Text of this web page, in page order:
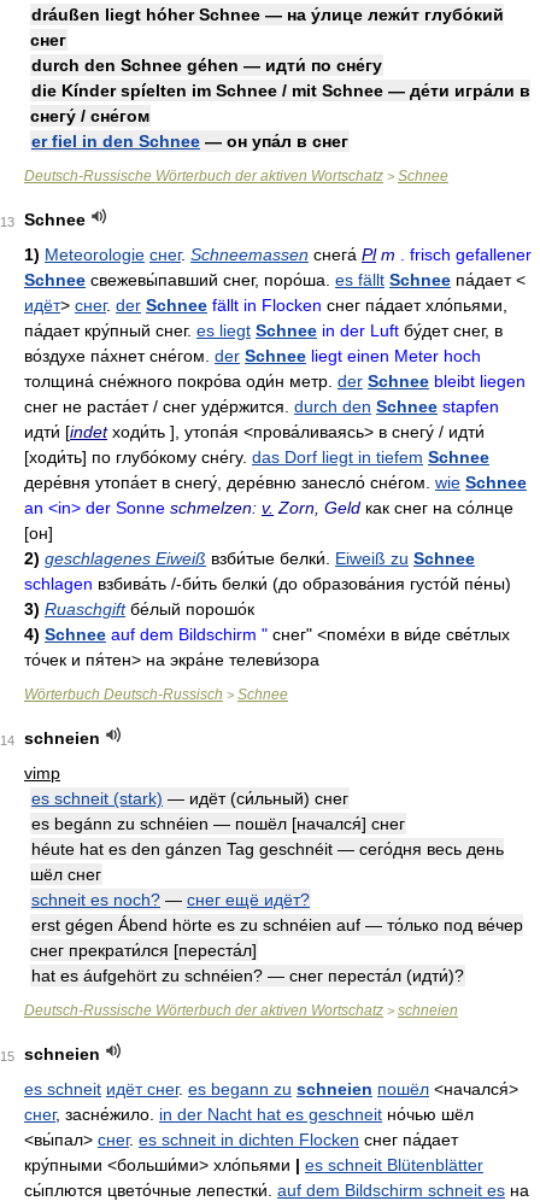
dráußen liegt hóher Schnee — на у́лице лежи́т глубо́кий
снег
durch den Schnee géhen — идти́ по сне́гу
die Kínder spíelten im Schnee / mit Schnee — де́ти игра́ли в
снегу́ / сне́гом
er fiel in den Schnee — он упа́л в снег
Deutsch-Russische Wörterbuch der aktiven Wortschatz > Schnee
13
Schnee
1) Meteorologie снег. Schneemassen снега́ Plm
. frisch gefallener
Schnee свежевы́павший снег, поро́ша es fällt Schnee па́дает<
идёт> снег. der Schnee fällt in Flocken снег па́дает хло́пьями
па́дает кру́пный снег. es liegt Schnee in der Luft бу́дет снег, в
во́здухе па́хнет сне́гом der Schnee liegt einen Meter hoch
толщина́ сне́жного покро́ва оди́н метр der Schnee bleibt liegen
снег не раста́ет / снег уде́ржится durch den Schnee stapfen
идти́ [indet ходи́ть ], утопа́я <прова́ливаясь> в снегу́ / идти́
[ходи́ть] по глубо́кому сне́гу. das Dorf liegt in tiefem Schnee
дере́вня утопа́ет в снегу́ дере́вню занесло́ сне́гом wie Schnee
an <in> der Sonne schmelzen: v. Zorn, Geld как снег на со́лнце
[он]
2) geschlagenes Eiweiß взби́тые белки́ Eiweiß zu Schnee
schlagen взбива́ть /-би́ть белки́ (до образова́ния густо́й пе́ны)
3) Ruaschgift бе́лый порошо́к
4) Schnee auf dem Bildschirm " снег" <поме́хи в ви́де све́тлых
то́чек и пя́тен> на экра́не телеви́зора
Wörterbuch Deutsch-Russisch > Schnee
14
schneien
vimp
es schneit (stark) — идёт (си́льный) снег
es begánn zu schnéien — пошёл [начался́] снег
héute hat es den gánzen Tag geschnéit — сего́дня весь день
шёл снег
schneit es noch? — снег ещё идёт?
erst gégen Ábend hörte es zu schnéien auf — то́лько под ве́чер
снег прекрати́лся [переста́л]
hat es áufgehört zu schnéien? — снег переста́л (идти́)?
Deutsch-Russische Wörterbuch der aktiven Wortschatz > schneien
15
schneien
es schneit идёт снег. es begann zu schneien пошёл <начался́>
снег, засне́жило in der Nacht hat es geschneit но́чью шёл
<вы́пал> снег. es schneit in dichten Flocken снег па́дает
кру́пными <больши́ми> хло́пьями | es schneit Blütenblätter
сы́плются цвето́чные лепестки́ auf dem Bildschirm schneit es на